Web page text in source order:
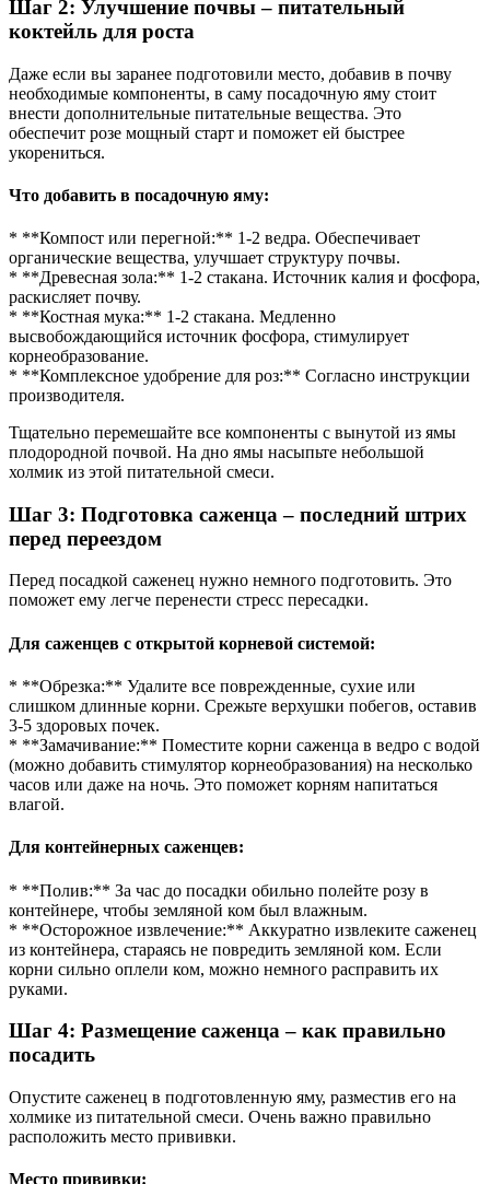
Шаг 2: Улучшение почвы – питательный
коктейль для роста
Даже если вы заранее подготовили место, добавив в почву
необходимые компоненты, в саму посадочную яму стоит
внести дополнительные питательные вещества. Это
обеспечит розе мощный старт и поможет ей быстрее
укорениться.
Что добавить в посадочную яму:
* **Компост или перегной:** 1-2 ведра. Обеспечивает
органические вещества, улучшает структуру почвы.
* **Древесная зола:** 1-2 стакана. Источник калия и фосфора,
раскисляет почву.
* **Костная мука:** 1-2 стакана. Медленно
высвобождающийся источник фосфора, стимулирует
корнеобразование.
* **Комплексное удобрение для роз:** Согласно инструкции
производителя.
Тщательно перемешайте все компоненты с вынутой из ямы
плодородной почвой. На дно ямы насыпьте небольшой
холмик из этой питательной смеси.
Шаг 3: Подготовка саженца – последний штрих
перед переездом
Перед посадкой саженец нужно немного подготовить. Это
поможет ему легче перенести стресс пересадки.
Для саженцев с открытой корневой системой:
* **Обрезка:** Удалите все поврежденные, сухие или
слишком длинные корни. Срежьте верхушки побегов, оставив
3-5 здоровых почек.
* **Замачивание:** Поместите корни саженца в ведро с водой
(можно добавить стимулятор корнеобразования) на несколько
часов или даже на ночь. Это поможет корням напитаться
влагой.
Для контейнерных саженцев:
* **Полив:** За час до посадки обильно полейте розу в
контейнере, чтобы земляной ком был влажным.
* **Осторожное извлечение:** Аккуратно извлеките саженец
из контейнера, стараясь не повредить земляной ком. Если
корни сильно оплели ком, можно немного расправить их
руками.
Шаг 4: Размещение саженца – как правильно
посадить
Опустите саженец в подготовленную яму, разместив его на
холмике из питательной смеси. Очень важно правильно
расположить место прививки.
Место прививки: